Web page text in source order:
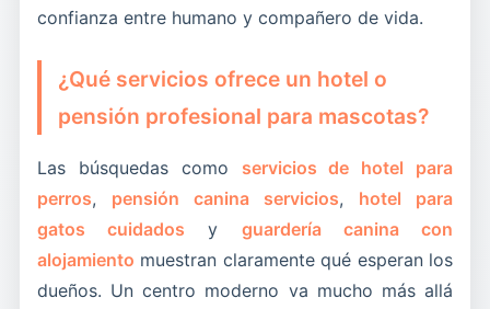
confianza entre humano y compañero de vida.
¿Qué servicios ofrece un hotel o
pensión profesional para mascotas?
Las búsquedas como servicios de hotel para
perros, pensión canina servicios, hotel para
gatos cuidados y guardería canina con
alojamiento muestran claramente qué esperan los
dueños. Un centro moderno va mucho más allá